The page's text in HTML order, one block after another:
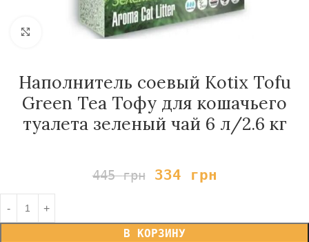
Нажмите, чтобы увеличить
Наполнитель соевый Kotix Tofu
Green Tea Тофу для кошачьего
туалета зеленый чай 6 л/2.6 кг
445грн 334 грн
В КОРЗИНУ